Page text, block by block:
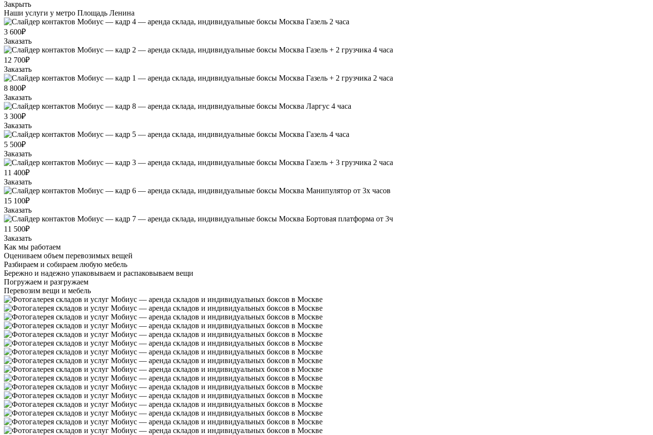
Закрыть
Наши услуги у метро Площадь Ленина
Газель 2 часа
3 600₽
Заказать
Газель + 2 грузчика 4 часа
12 700₽
Заказать
Газель + 2 грузчика 2 часа
8 800₽
Заказать
Ларгус 4 часа
3 300₽
Заказать
Газель 4 часа
5 500₽
Заказать
Газель + 3 грузчика 2 часа
11 400₽
Заказать
Манипулятор от 3х часов
15 100₽
Заказать
Бортовая платформа от 3ч
11 500₽
Заказать
Как мы работаем
Оцениваем объем перевозимых вещей
Разбираем и собираем любую мебель
Бережно и надежно упаковываем и распаковываем вещи
Погружаем и разгружаем
Перевозим вещи и мебель